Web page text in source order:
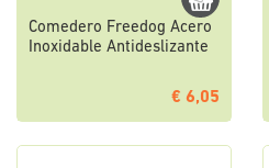
Comedero Freedog Acero
Inoxidable Antideslizante
€ 6,05